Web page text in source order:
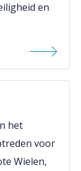
en
het
voor
Wielen,